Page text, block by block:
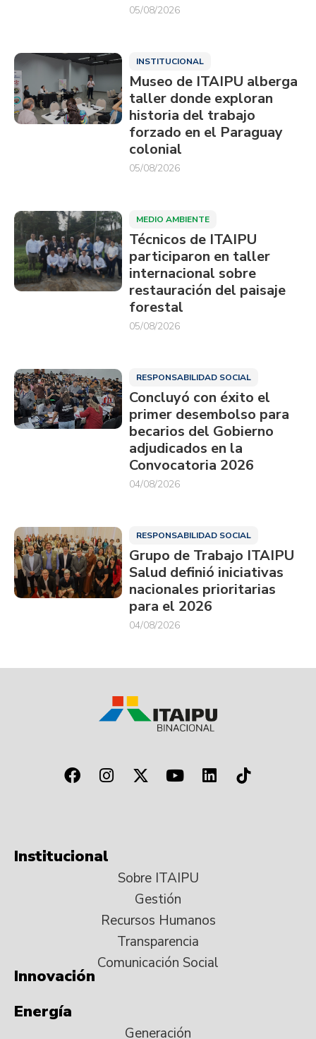
05/08/2026
INSTITUCIONAL
Museo de ITAIPU alberga
taller donde exploran
historia del trabajo
forzado en el Paraguay
colonial
05/08/2026
MEDIO AMBIENTE
Técnicos de ITAIPU
participaron en taller
internacional sobre
restauración del paisaje
forestal
05/08/2026
RESPONSABILIDAD SOCIAL
Concluyó con éxito el
primer desembolso para
becarios del Gobierno
adjudicados en la
Convocatoria 2026
04/08/2026
RESPONSABILIDAD SOCIAL
Grupo de Trabajo ITAIPU
Salud definió iniciativas
nacionales prioritarias
para el 2026
04/08/2026
Institucional
Sobre ITAIPU
Gestión
Recursos Humanos
Transparencia
Comunicación Social
Innovación
Energía
Generación